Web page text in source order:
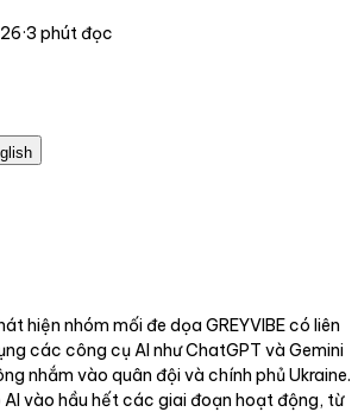
·3 phút đọc
hiện nhóm mối đe dọa GREYVIBE có liên
các công cụ AI như ChatGPT và Gemini
nhắm vào quân đội và chính phủ Ukraine.
vào hầu hết các giai đoạn hoạt động, từ